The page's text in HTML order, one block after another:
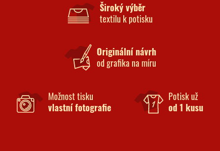
Široký výběr
textilu k potisku
Originální návrh
od grafika na míru
Možnost tisku
vlastní fotografie
Potisk už
od 1 kusu